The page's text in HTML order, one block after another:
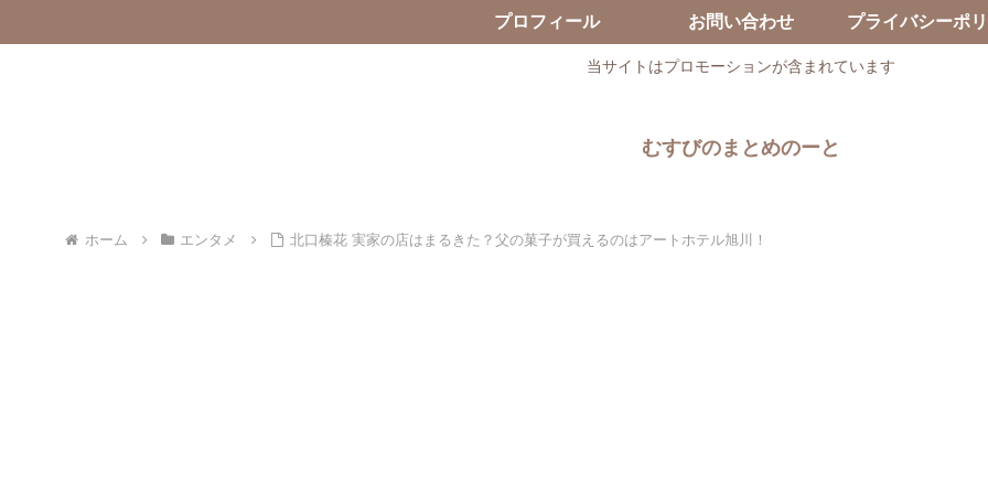
当サイトはプロモーションが含まれています
むすびのまとめのーと
プロフィール お問い合わせ プライバシーポ
ホーム エンタメ 北口榛花 実家の店はまるきた？父の菓子が買えるのはアートホテル旭川！